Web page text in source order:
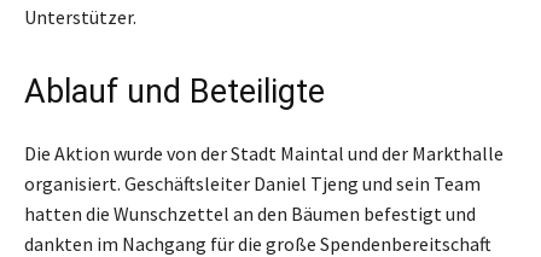
Unterstützer.
Ablauf und Beteiligte
Die Aktion wurde von der Stadt Maintal und der Markthalle
organisiert. Geschäftsleiter Daniel Tjeng und sein Team
hatten die Wunschzettel an den Bäumen befestigt und
dankten im Nachgang für die große Spendenbereitschaft